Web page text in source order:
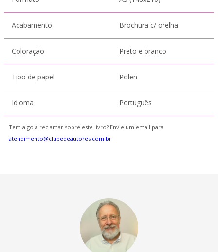
Acabamento Brochura c/ orelha
Coloração Preto e branco
Tipo de papel Polen
Idioma Português
Tem algo a reclamar sobre este livro? Envie um email para
atendimento@clubedeautores.com.br